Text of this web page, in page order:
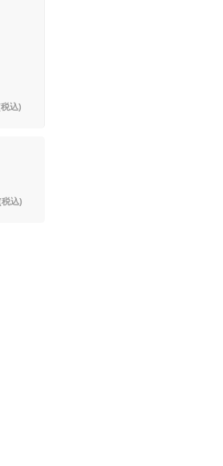
税込)
税込)